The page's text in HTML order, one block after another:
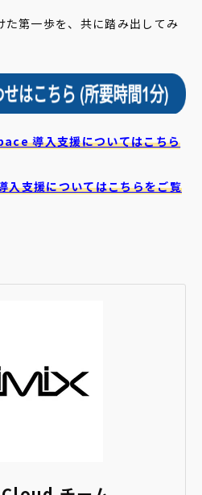
第一歩を、共に踏み出してみ
導入支援についてはこちら
入支援についてはこちらをご覧